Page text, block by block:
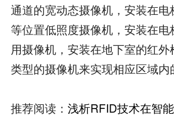
通道的宽动态摄像机，安装在
等位置低照度摄像机，安装在
用摄像机，安装在地下室的红
类型的摄像机来实现相应区域内
推荐阅读： 浅析RFID技术在智